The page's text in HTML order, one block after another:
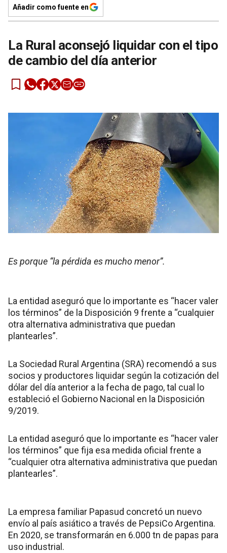
Añadir como fuente en
La Rural aconsejó liquidar con el tipo
de cambio del día anterior
Es porque “la pérdida es mucho menor”.
La entidad aseguró que lo importante es “hacer valer
los términos” de la Disposición 9 frente a “cualquier
otra alternativa administrativa que puedan
plantearles”.
La Sociedad Rural Argentina (SRA) recomendó a sus
socios y productores liquidar según la cotización del
dólar del día anterior a la fecha de pago, tal cual lo
estableció el Gobierno Nacional en la Disposición
9/2019.
La entidad aseguró que lo importante es “hacer valer
los términos” que fija esa medida oficial frente a
“cualquier otra alternativa administrativa que puedan
plantearles”.
La empresa familiar Papasud concretó un nuevo
envío al país asiático a través de PepsiCo Argentina.
En 2020, se transformarán en 6.000 tn de papas para
uso industrial.